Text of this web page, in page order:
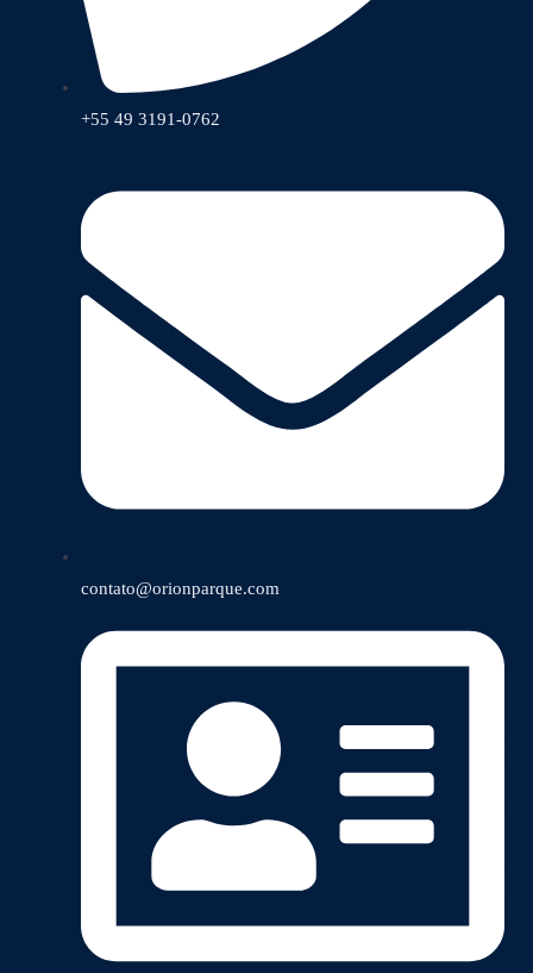
+55 49 3191-0762
contato@orionparque.com